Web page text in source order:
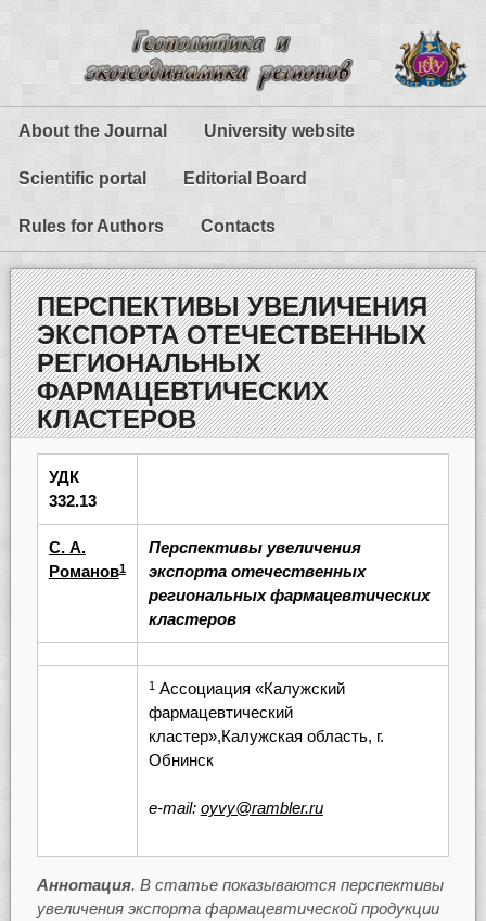
About the Journal University website
Scientific portal Editorial Board
Rules for Authors Contacts
ПЕРСПЕКТИВЫ УВЕЛИЧЕНИЯ
ЭКСПОРТА ОТЕЧЕСТВЕННЫХ
РЕГИОНАЛЬНЫХ
ФАРМАЦЕВТИЧЕСКИХ
КЛАСТЕРОВ
УДК
332.13
С. А.
Романов1
Перспективы увеличения
экспорта отечественных
региональных фармацевтических
кластеров
1Ассоциация «Калужский
фармацевтический
кластер»,Калужская область, г.
Обнинск
e-mail: oyvy@rambler.ru
Аннотация. В статье показываются перспективы
увеличения экспорта фармацевтической продукции